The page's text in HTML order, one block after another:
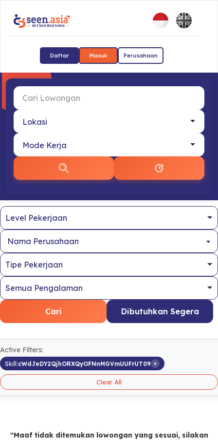
Daftar Masuk Perusahaan
Nama Perusahaan
Cari Dibutuhkan Segera
Active Filters:
Skill:cWdJeDY2QjhORXQyOFNnMGVmUUFrUT09 ×
Clear All
"Maaf tidak ditemukan lowongan yang sesuai, silakan